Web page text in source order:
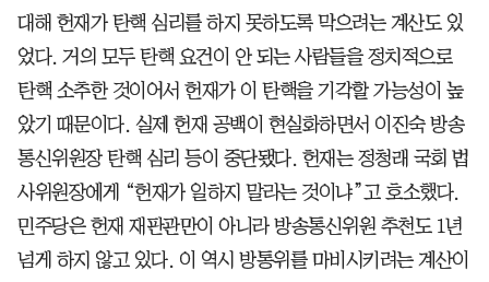
대해 헌재가 탄핵 심리를 하지 못하도록 막으려는 계산도 있
었다. 거의 모두 탄핵 요건이 안 되는 사람들을 정치적으로
탄핵 소추한 것이어서 헌재가 이 탄핵을 기각할 가능성이 높
았기 때문이다. 실제 헌재 공백이 현실화하면서 이진숙 방송
통신위원장 탄핵 심리 등이 중단됐다. 헌재는 정청래 국회 법
사위원장에게 “헌재가 일하지 말라는 것이냐”고 호소했다.
민주당은 헌재 재판관만이 아니라 방송통신위원 추천도 1년
넘게 하지 않고 있다. 이 역시 방통위를 마비시키려는 계산이